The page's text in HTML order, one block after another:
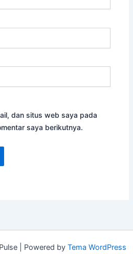
dan situs web saya pada
saya berikutnya.
| Powered by Tema WordPress